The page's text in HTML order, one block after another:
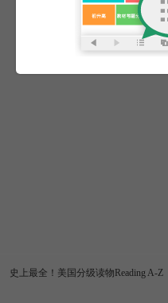
史上最全！美国分级读物Reading A-